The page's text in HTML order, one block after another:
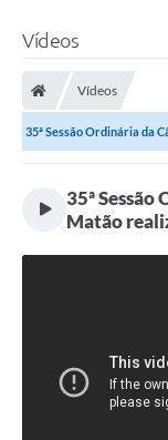
Vídeos
Vídeos
35ª Sessão Ordinária da
35ª
Matão